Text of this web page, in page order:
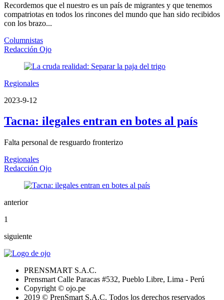
Recordemos que el nuestro es un país de migrantes y que tenemos
compatriotas en todos los rincones del mundo que han sido recibidos
con los brazo...
Columnistas
Redacción Ojo
Regionales
2023-9-12
Tacna: ilegales entran en botes al país
Falta personal de resguardo fronterizo
Regionales
Redacción Ojo
anterior
1
siguiente
PRENSMART S.A.C.
Prensmart Calle Paracas #532, Pueblo Libre, Lima - Perú
Copyright © ojo.pe
2019 © PrenSmart S.A.C. Todos los derechos reservados